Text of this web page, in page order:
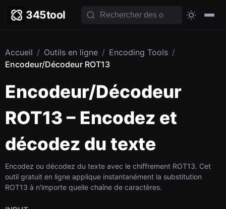
345tool
Accueil / Outils en ligne / Encoding Tools /
Encodeur/Décodeur ROT13
Encodeur/Décodeur
ROT13 – Encodez et
décodez du texte
Encodez ou décodez du texte avec le chiffrement ROT13. Cet
outil gratuit en ligne applique instantanément la substitution
ROT13 à n'importe quelle chaîne de caractères.